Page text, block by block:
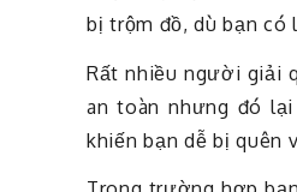
bị trộm đồ, dù bạn
Rất nhiều người giải
an toàn nhưng đó
khiến bạn dễ bị quên